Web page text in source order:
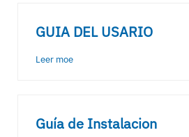
GUIA DEL USARIO
Leer moe
Guía de Instalacion